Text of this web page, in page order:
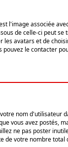
l'image associée
de celle-ci peut
avatars et de
le contacter
nom d'utilisateur
vous avez postés,
ne pas poster
de votre nombre total